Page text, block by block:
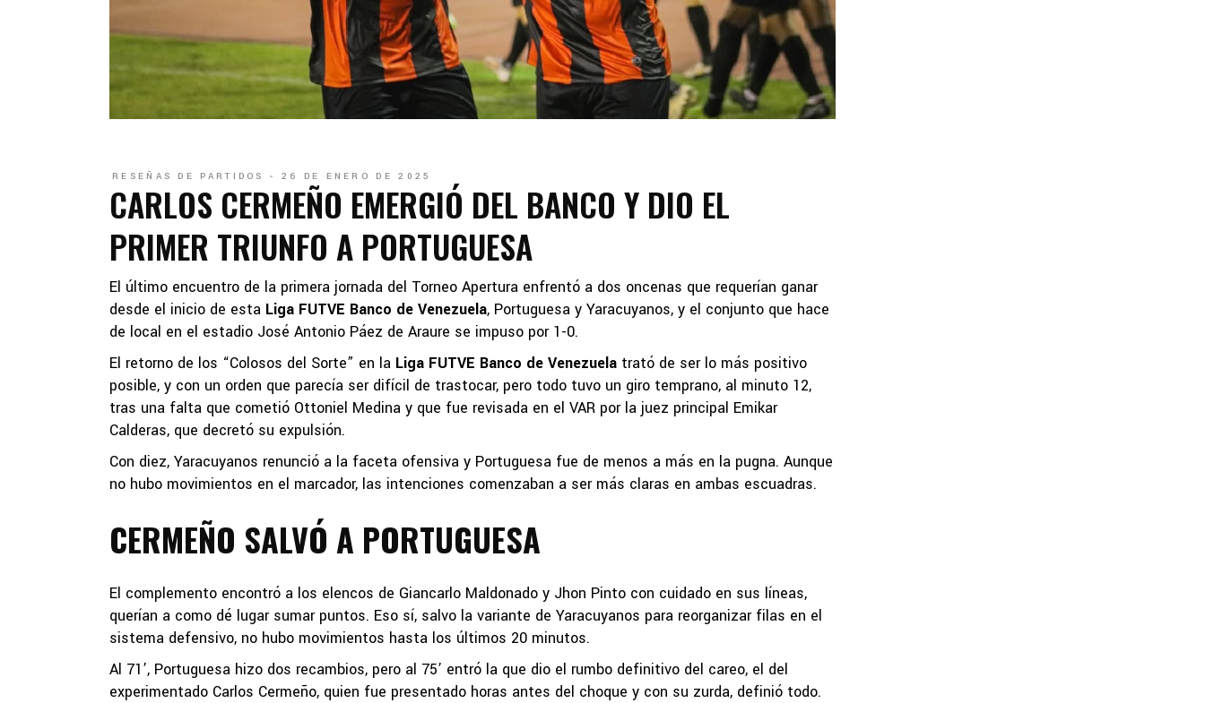
RESEÑAS DE PARTIDOS 26 DE ENERO DE 2025
CARLOS CERMEÑO EMERGIÓ DEL BANCO Y DIO EL
PRIMER TRIUNFO A PORTUGUESA
El último encuentro de la primera jornada del Torneo Apertura enfrentó a dos oncenas que requerían ganar
desde el inicio de esta Liga FUTVE Banco de Venezuela, Portuguesa y Yaracuyanos, y el conjunto que hace
de local en el estadio José Antonio Páez de Araure se impuso por 1-0.
El retorno de los “Colosos del Sorte” en la Liga FUTVE Banco de Venezuela trató de ser lo más positivo
posible, y con un orden que parecía ser difícil de trastocar, pero todo tuvo un giro temprano, al minuto 12,
tras una falta que cometió Ottoniel Medina y que fue revisada en el VAR por la juez principal Emikar
Calderas, que decretó su expulsión.
Con diez, Yaracuyanos renunció a la faceta ofensiva y Portuguesa fue de menos a más en la pugna. Aunque
no hubo movimientos en el marcador, las intenciones comenzaban a ser más claras en ambas escuadras.
CERMEÑO SALVÓ A PORTUGUESA
El complemento encontró a los elencos de Giancarlo Maldonado y Jhon Pinto con cuidado en sus líneas,
querían a como dé lugar sumar puntos. Eso sí, salvo la variante de Yaracuyanos para reorganizar filas en el
sistema defensivo, no hubo movimientos hasta los últimos 20 minutos.
Al 71’, Portuguesa hizo dos recambios, pero al 75’ entró la que dio el rumbo definitivo del careo, el del
experimentado Carlos Cermeño, quien fue presentado horas antes del choque y con su zurda, definió todo.